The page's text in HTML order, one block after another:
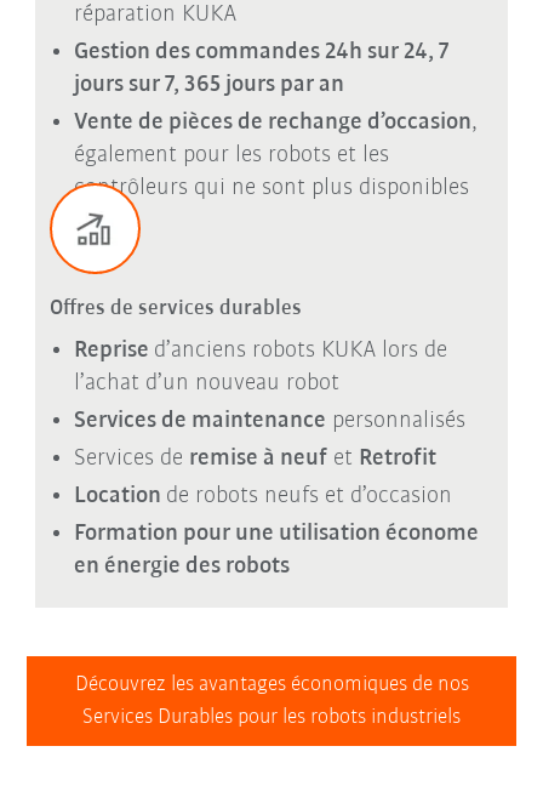
réparation KUKA
Gestion des commandes 24h sur 24, 7
jours sur 7, 365 jours par an
Vente de pièces de rechange d’occasion,
également pour les robots et les
contrôleurs qui ne sont plus disponibles
Offres de services durables
Reprise d’anciens robots KUKA lors de
l’achat d’un nouveau robot
Services de maintenance personnalisés
Services de remise à neufet Retrofit
Location de robots neufs et d’occasion
Formation pour une utilisation économe
en énergie des robots
Découvrez les avantages économiques de nos
Services Durables pour les robots industriels